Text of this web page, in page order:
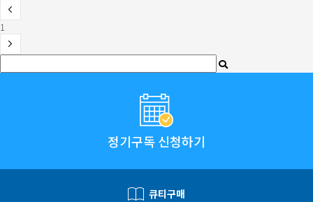
1
정기구독 신청하기
큐티구매